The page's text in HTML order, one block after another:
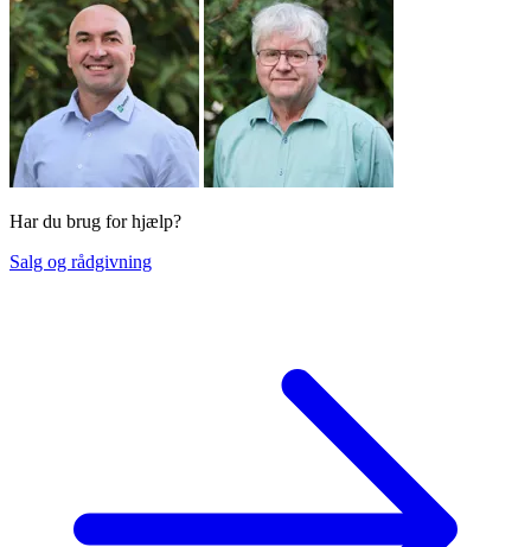
Har du brug for hjælp?
Salg og rådgivning